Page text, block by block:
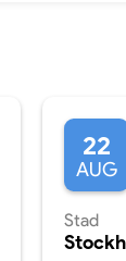
22
AUG
Stad